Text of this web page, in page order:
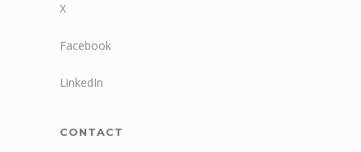
X
Facebook
LinkedIn
CONTACT